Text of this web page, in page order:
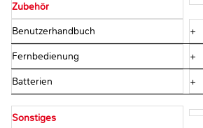
Zubehör
Benutzerhandbuch +
Fernbedienung +
Batterien +
Sonstiges